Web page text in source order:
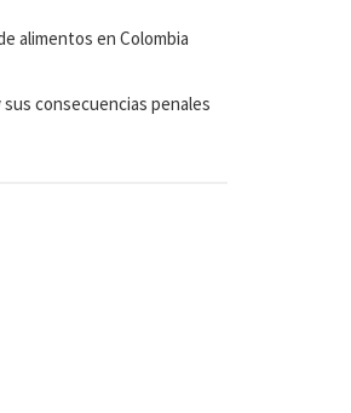
alimentos en Colombia
consecuencias penales